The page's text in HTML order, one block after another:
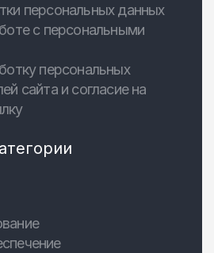
персональных данных
с персональными
персональных
сайта и согласие на